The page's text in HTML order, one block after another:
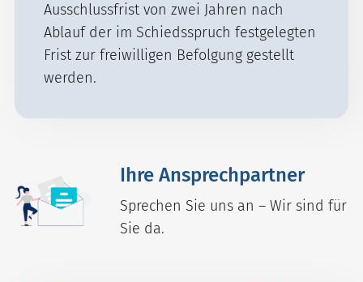
Ausschlussfrist von zwei Jahren nach
Ablauf der im Schiedsspruch festgelegten
Frist zur freiwilligen Befolgung gestellt
werden.
Ihre Ansprechpartner
Sprechen Sie uns an – Wir sind für
Sie da.